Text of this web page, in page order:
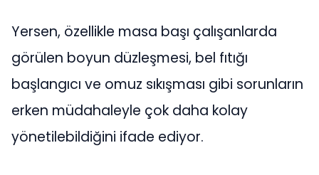
Yersen, özellikle masa başı çalışanlarda
görülen boyun düzleşmesi, bel fıtığı
başlangıcı ve omuz sıkışması gibi sorunların
erken müdahaleyle çok daha kolay
yönetilebildiğini ifade ediyor.